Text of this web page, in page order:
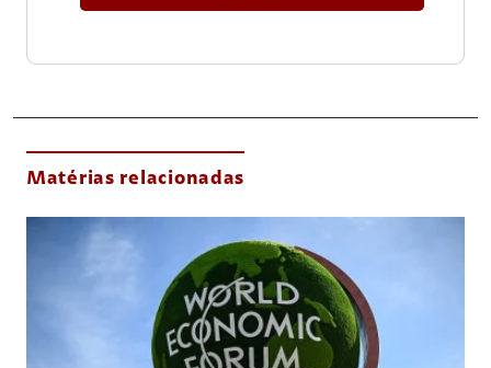
Matérias relacionadas